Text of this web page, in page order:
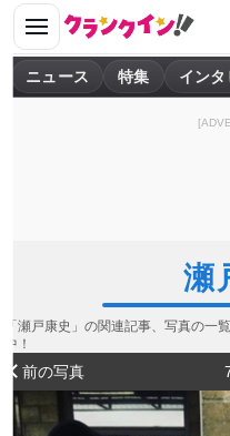
ニュース 特集 イン
瀬
「瀬戸康史」の関連記事、写真の一
中！
前の写真